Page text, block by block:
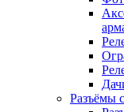
Разъёмы